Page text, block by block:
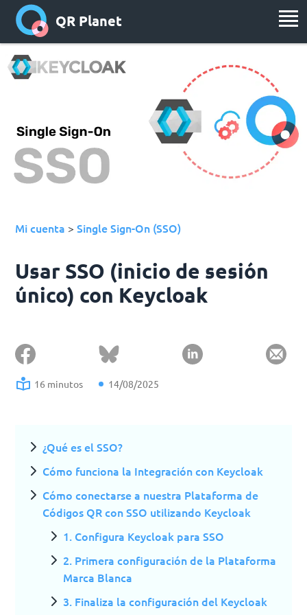
QR Planet
Mi cuenta >Single Sign-On (SSO)
Usar SSO (inicio de sesión
único) con Keycloak
16 minutos 14/08/2025
¿Qué es el SSO?
Cómo funciona la Integración con Keycloak
Cómo conectarse a nuestra Plataforma de
Códigos QR con SSO utilizando Keycloak
1. Configura Keycloak para SSO
2. Primera configuración de la Plataforma
Marca Blanca
3. Finaliza la configuración del Keycloak